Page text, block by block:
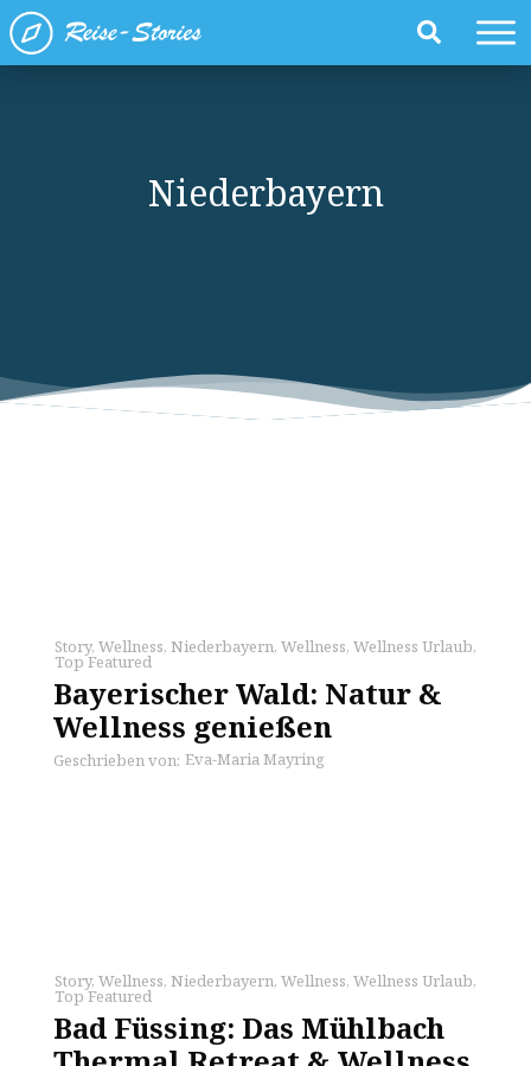
Niederbayern
Story, Wellness, Niederbayern, Wellness, Wellness Urlaub,
Top Featured
Bayerischer Wald: Natur &
Wellness genießen
Geschrieben von: Eva-Maria Mayring
Story, Wellness, Niederbayern, Wellness, Wellness Urlaub,
Top Featured
Bad Füssing: Das Mühlbach